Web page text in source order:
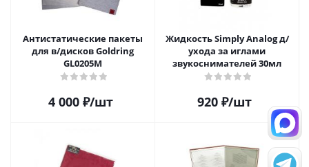
Антистатические пакеты
для в/дисков Goldring
GL0205M
4 000₽/шт
Жидкость Simply Analog д/
ухода за иглами
звукоснимателей 30мл
920 ₽/шт